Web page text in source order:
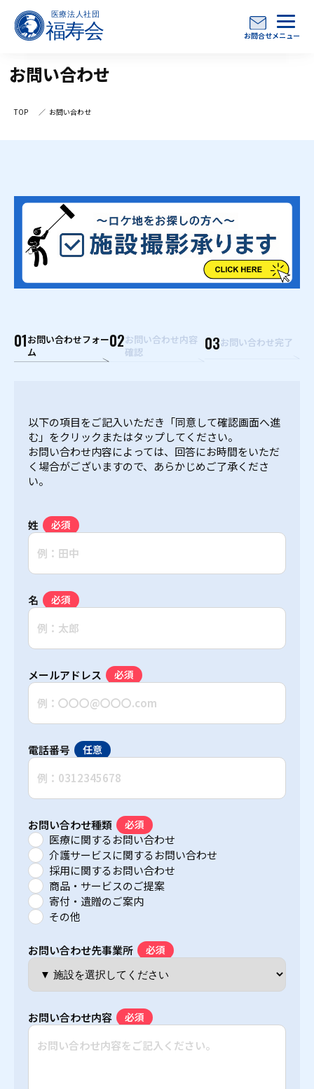
お問合せメニュー
お問い合わせ
TOP お問い合わせ
01お問い合わせフォー
ム
02お問い合わせ内容
確認
03お問い合わせ完了
以下の項目をご記入いただき「同意して確認画面へ進
む」をクリックまたはタップしてください。
お問い合わせ内容によっては、回答にお時間をいただ
く場合がございますので、あらかじめご了承くださ
い。
姓
名
メールアドレス
電話番号
お問い合わせ種類
医療に関するお問い合わせ
介護サービスに関するお問い合わせ
採用に関するお問い合わせ
商品・サービスのご提案
寄付・遺贈のご案内
その他
お問い合わせ先事業所
お問い合わせ内容